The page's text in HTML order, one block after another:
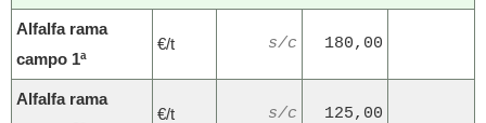
Alfalfa rama
campo 1ª
€/t s/c 180,00
Alfalfa rama
€/t s/c 125,00